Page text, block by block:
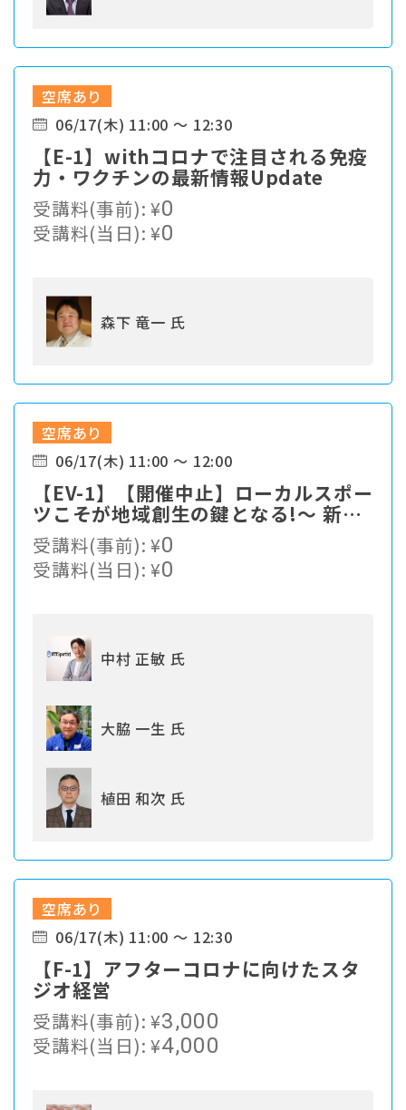
空席あり
06/17(木) 11:00 ～ 12:30
【E-1】withコロナで注目される免疫
力・ワクチンの最新情報Update
受講料(事前):¥0
受講料(当日):¥0
森下 竜一 氏
空席あり
06/17(木) 11:00 ～ 12:00
【EV-1】【開催中止】ローカルスポー
ツこそが地域創生の鍵となる!〜 新た
なスポーツソリューションの提案
受講料(事前):¥0
受講料(当日):¥0
中村 正敏 氏
大脇 一生 氏
植田 和次 氏
空席あり
06/17(木) 11:00 ～ 12:30
【F-1】アフターコロナに向けたスタ
ジオ経営
受講料(事前):¥3,000
受講料(当日):¥4,000